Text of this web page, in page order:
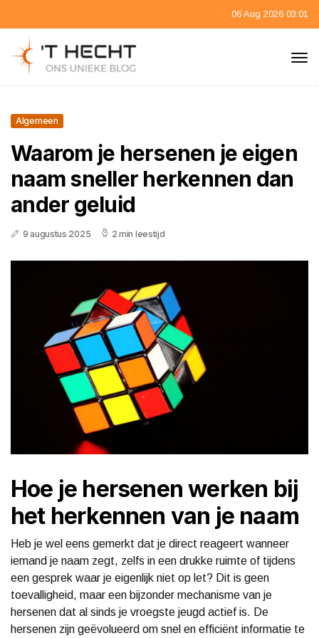
06 Aug 2026 03:01
Algemeen
Waarom je hersenen je eigen
naam sneller herkennen dan
ander geluid
9 augustus 2025 2 min leestijd
Hoe je hersenen werken bij
het herkennen van je naam
Heb je wel eens gemerkt dat je direct reageert wanneer
iemand je naam zegt, zelfs in een drukke ruimte of tijdens
een gesprek waar je eigenlijk niet op let? Dit is geen
toevalligheid, maar een bijzonder mechanisme van je
hersenen dat al sinds je vroegste jeugd actief is. De
hersenen zijn geëvolueerd om snel en efficiënt informatie te